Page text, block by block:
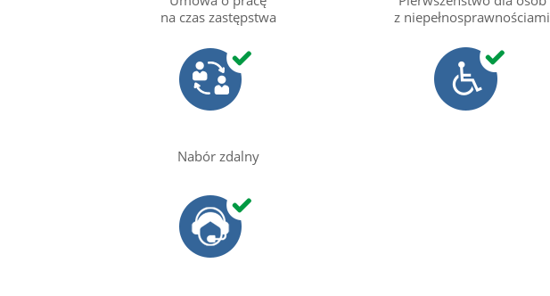
na czas zastępstwa
z niepełnosprawnościami
Nabór zdalny